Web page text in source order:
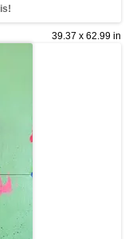
39.37 x 62.99 in